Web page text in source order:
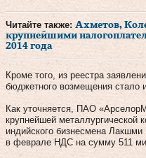
Читайте также: Ахметов,
крупнейшими
2014 года
Кроме того, из реестра
бюджетного возмещения стало
Как уточняется, ПАО
крупнейшей металлургической
индийского бизнесмена
в феврале НДС на сумму 511